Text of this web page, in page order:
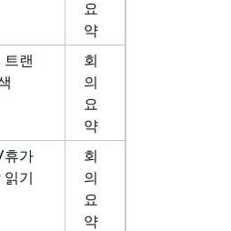
요
약
트랜
회
의
요
약
휴가
읽기
회
의
요
약